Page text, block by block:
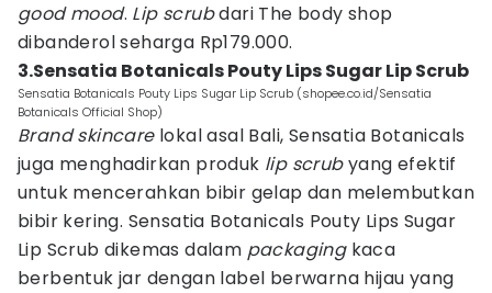
good mood. Lip scrubdari The body shop
dibanderol seharga Rp179.000.
3.Sensatia Botanicals Pouty Lips Sugar Lip Scrub
Sensatia Botanicals Pouty Lips Sugar Lip Scrub (shopee.co.id/Sensatia
Botanicals Official Shop)
Brand skincarelokal asal Bali, Sensatia Botanicals
juga menghadirkan produk lip scrubyang efektif
untuk mencerahkan bibir gelap dan melembutkan
bibir kering. Sensatia Botanicals Pouty Lips Sugar
Lip Scrub dikemas dalam packagingkaca
berbentuk jar dengan label berwarna hijau yang